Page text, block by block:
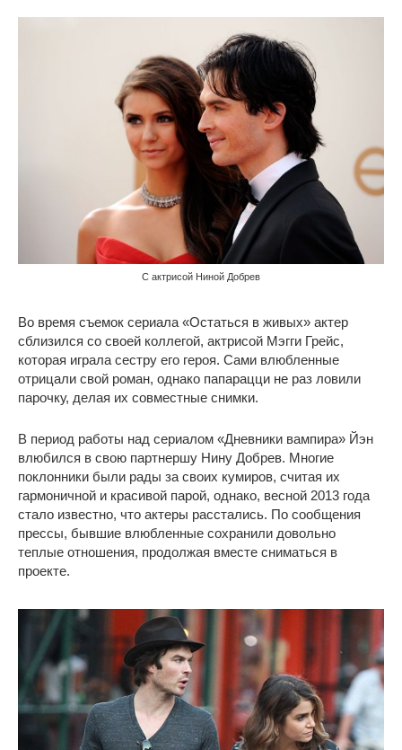
С актрисой Ниной Добрев
Во время съемок сериала «Остаться в живых» актер
сблизился со своей коллегой, актрисой Мэгги Грейс,
которая играла сестру его героя. Сами влюбленные
отрицали свой роман, однако папарацци не раз ловили
парочку, делая их совместные снимки.
В период работы над сериалом «Дневники вампира» Йэн
влюбился в свою партнершу Нину Добрев. Многие
поклонники были рады за своих кумиров, считая их
гармоничной и красивой парой, однако, весной 2013 года
стало известно, что актеры расстались. По сообщения
прессы, бывшие влюбленные сохранили довольно
теплые отношения, продолжая вместе сниматься в
проекте.